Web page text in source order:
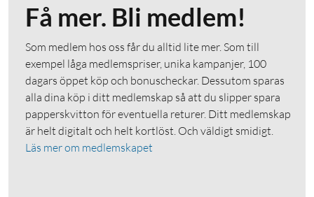
Få mer. Bli medlem!
Som medlem hos oss får du alltid lite mer. Som till
exempel låga medlemspriser, unika kampanjer, 100
dagars öppet köp och bonuscheckar. Dessutom sparas
alla dina köp i ditt medlemskap så att du slipper spara
papperskvitton för eventuella returer. Ditt medlemskap
är helt digitalt och helt kortlöst. Och väldigt smidigt.
Läs mer om medlemskapet